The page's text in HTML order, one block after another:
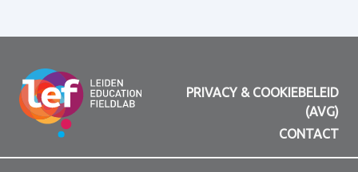
PRIVACY & COOKIEBELEID
(AVG)
CONTACT